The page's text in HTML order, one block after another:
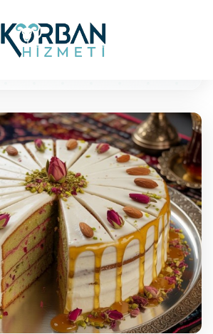
Pasta İkramı